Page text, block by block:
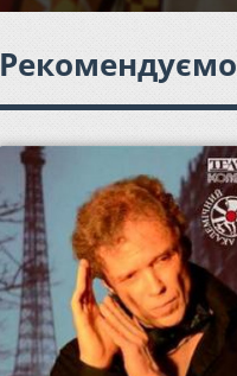
Рекомендуємо